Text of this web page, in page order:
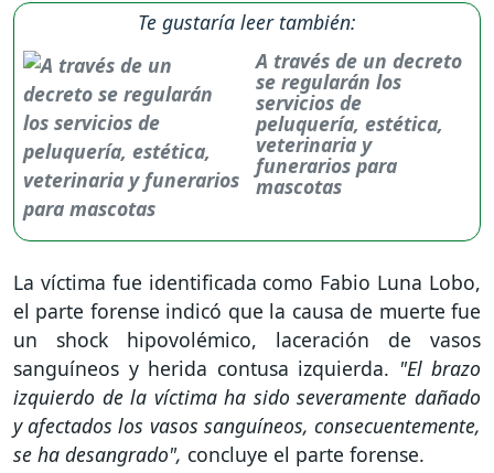
Te gustaría leer también:
A través de un decreto
se regularán los
servicios de
peluquería, estética,
veterinaria y
funerarios para
mascotas
La víctima fue identificada como Fabio Luna Lobo,
el parte forense indicó que la causa de muerte fue
un shock hipovolémico, laceración de vasos
sanguíneos y herida contusa izquierda. "El brazo
izquierdo de la víctima ha sido severamente dañado
y afectados los vasos sanguíneos, consecuentemente,
se ha desangrado", concluye el parte forense.